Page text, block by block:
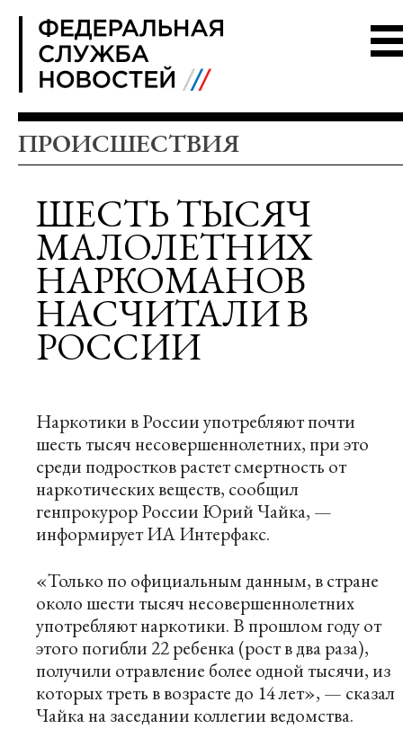
ПРОИСШЕСТВИЯ
ШЕСТЬ ТЫСЯЧ
МАЛОЛЕТНИХ
НАРКОМАНОВ
НАСЧИТАЛИ В
РОССИИ
Наркотики в России употребляют почти
шесть тысяч несовершеннолетних, при это
среди подростков растет смертность от
наркотических веществ, сообщил
генпрокурор России Юрий Чайка, —
информирует ИАИнтерфакс.
«Только по официальным данным, в стране
около шести тысяч несовершеннолетних
употребляют наркотики. В прошлом году от
этого погибли 22 ребенка (рост в два раза),
получили отравление более одной тысячи, из
которых треть в возрасте до 14 лет», — сказал
Чайка на заседании коллегии ведомства.